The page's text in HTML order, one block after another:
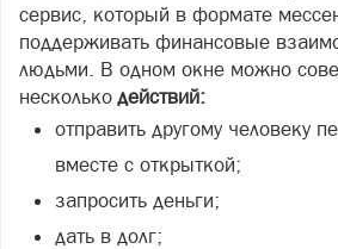
сервис, который в формате
поддерживать финансовые
людьми. В одном окне можно
несколько действий:
отправить другому человеку
вместе с открыткой;
запросить деньги;
дать в долг;